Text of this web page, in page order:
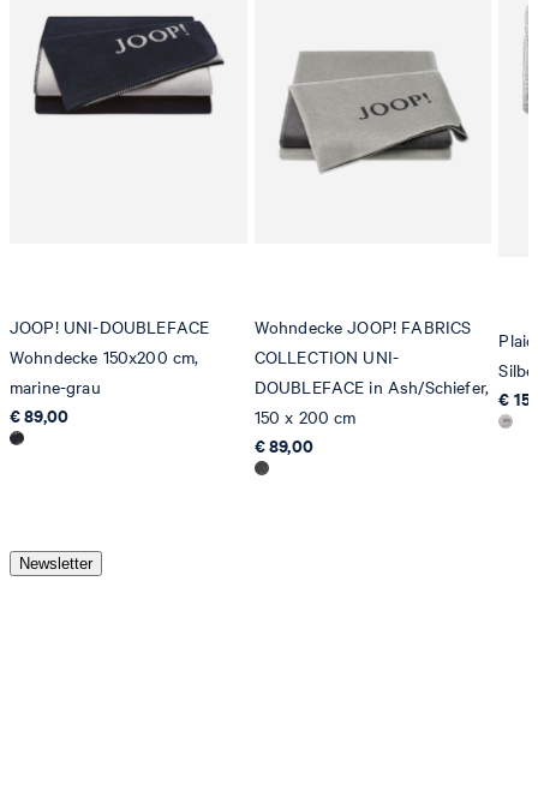
JOOP! UNI-DOUBLEFACE
Wohndecke 150x200 cm,
marine-grau
€ 89,00
Wohndecke JOOP! FABRICS
COLLECTION UNI-
DOUBLEFACE in Ash/Schiefer,
150 x 200 cm
€ 89,00
€
Newsletter